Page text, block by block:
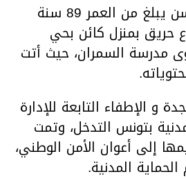
توفي يوم أمس مسن يبلغ من العمر 89 سنة
حريق بمنزل كائن بحي
مستوى مدرسة السمران، حيث أتت
و الإطفاء التابعة للإدارة
بتونس التدخل، وتمت
إلى أعوان الأمن الوطني،
المدنية.